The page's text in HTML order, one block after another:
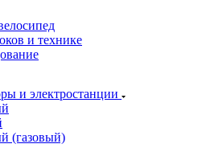
и технике
и электростанции
(газовый)